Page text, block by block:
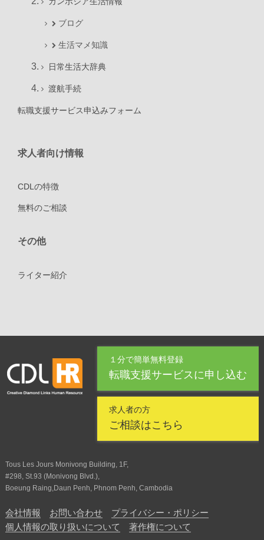
ブログ
生活マメ知識
日常生活大辞典
渡航手続
転職支援サービス申込みフォーム
求人者向け情報
CDLの特徴
無料のご相談
その他
ライター紹介
１分で簡単無料登録
転職支援サービスに申し込む
求人者の方
ご相談はこちら
Tous Les Jours Monivong Building, 1F,
#298, St.93 (Monivong Blvd.),
Boeung Raing,Daun Penh, Phnom Penh, Cambodia
会社情報 お問い合わせ
プライバシー・ポリシー
個人情報の取り扱いについて
著作権について